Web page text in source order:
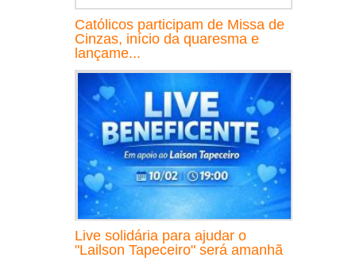
Católicos participam de Missa de
Cinzas, início da quaresma e
lançame...
Live solidária para ajudar o
"Lailson Tapeceiro" será amanhã